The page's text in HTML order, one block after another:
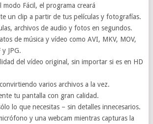
modo Fácil, el programa creará
un clip a partir de tus películas y fotografías.
archivos de audio y fotos en segundos.
de música y vídeo como AVI, MKV, MOV,
JPG.
del vídeo original, sin importar si es en HD
varios archivos a la vez.
tu pantalla con gran calidad.
lo que necesitas – sin detalles innecesarios.
y una webcam mientras capturas la